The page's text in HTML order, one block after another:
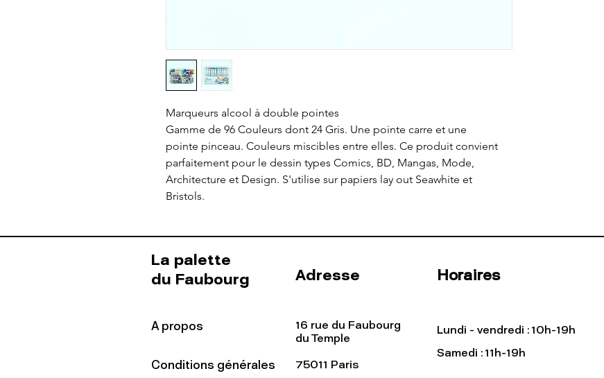
Marqueurs alcool à double pointes
Gamme de 96 Couleurs dont 24 Gris. Une pointe carre et une
pointe pinceau. Couleurs miscibles entre elles. Ce produit convient
parfaitement pour le dessin types Comics, BD, Mangas, Mode,
Architecture et Design. S'utilise sur papiers lay out Seawhite et
Bristols.
La palette
du Faubourg
Adresse Horaires
A propos
Conditions générales
16 rue du Faubourg
du Temple
75011 Paris
Lundi - vendredi : 10h-19h
Samedi : 11h-19h